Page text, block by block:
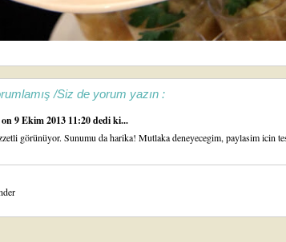
/Siz de yorum yazın :
on 9 Ekim 2013 11:20 dedi ki...
görünüyor. Sunumu da harika! Mutlaka deneyecegim, paylasim icin